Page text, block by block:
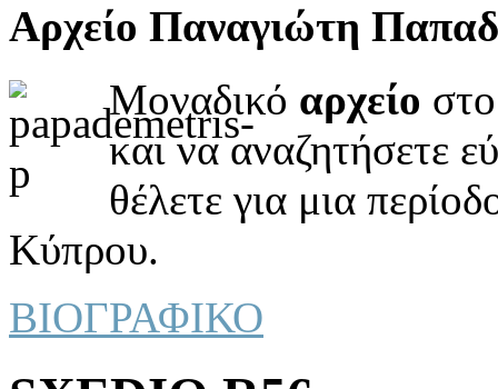
Αρχείο Παναγιώτη
Μοναδικό αρχείο
και να αναζητήσετε
θέλετε για μια
Κύπρου.
ΒΙΟΓΡΑΦΙΚΟ